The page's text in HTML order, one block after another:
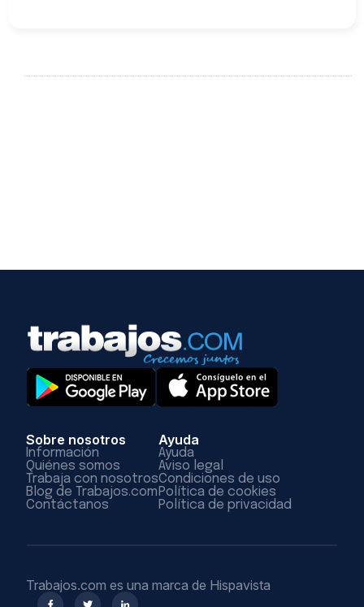
Sobre nosotros
Información
Quiénes somos
Trabaja con nosotros
Blog de Trabajos.com
Contáctanos
Ayuda
Ayuda
Aviso legal
Condiciones de uso
Política de cookies
Política de privacidad
Trabajos.com es una marca de Hispavista